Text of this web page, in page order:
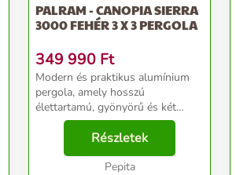
PALRAM - CANOPIA SIERRA
3000 FEHÉR 3 X 3 PERGOLA
349 990 Ft
Modern és praktikus alumínium
pergola, amely hosszú
élettartamú, gyönyörű és két
személy egy nap alatt
összeszerelheti._x000D_ -
Lényegében tönkretehetetlen
alumínium profilokból és
Részletek
Pepita